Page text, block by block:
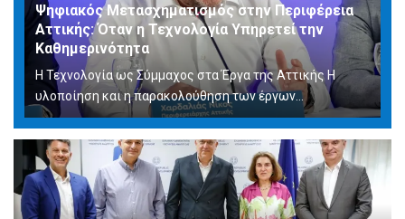
Ψηφιακός Μετασχηματισμός στην Περιφέρεια
Αττικής: Όταν η Τεχνολογία Υπηρετεί την
Καθημερινότητα
Η Τεχνολογία ως Σύμμαχος στα Έργα της Αττικής Η
υλοποίηση και η παρακολούθηση των έργων...